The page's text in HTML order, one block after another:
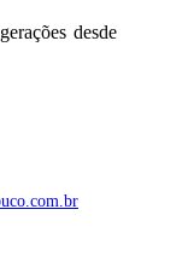
desde
.com.br